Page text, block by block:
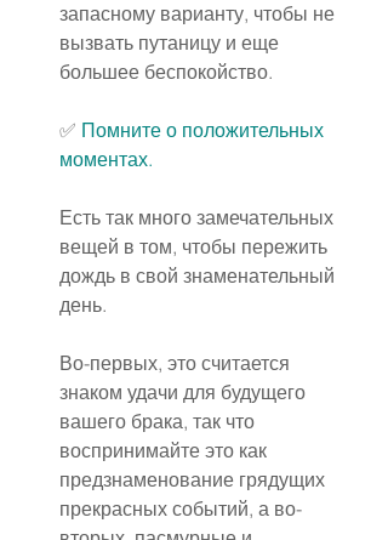
запасному варианту, чтобы не
вызвать путаницу и еще
большее беспокойство.
✅️ Помните о положительных
моментах.
Есть так много замечательных
вещей в том, чтобы пережить
дождь в свой знаменательный
день.
Во-первых, это считается
знаком удачи для будущего
вашего брака, так что
воспринимайте это как
предзнаменование грядущих
прекрасных событий, а во-